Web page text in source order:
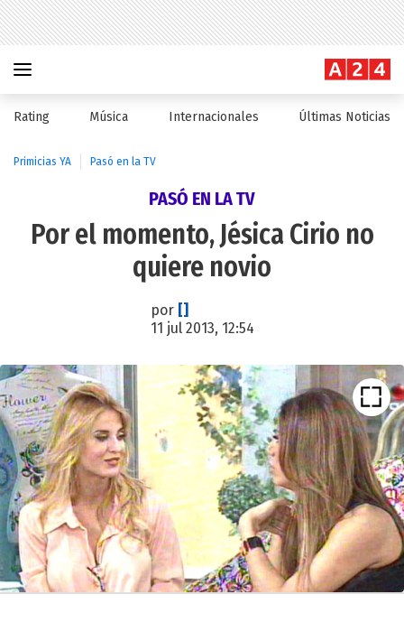
Rating Música Internacionales Últimas Noticias
Primicias YA Pasó en la TV
PASÓ EN LA TV
Por el momento, Jésica Cirio no
quiere novio
por []
11 jul 2013, 12:54